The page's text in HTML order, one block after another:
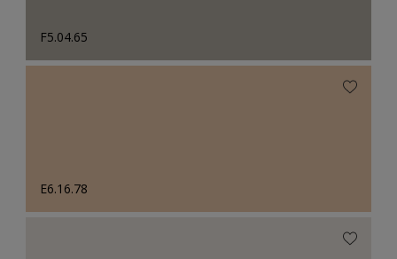
F5.04.65
E6.16.78